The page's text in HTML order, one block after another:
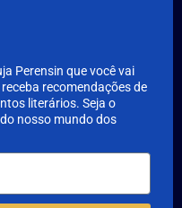
Perensin que você vai
recomendações de
literários. Seja o
nosso mundo dos